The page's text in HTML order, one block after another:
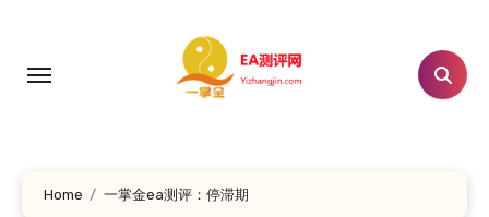
Home 一掌金ea测评：停滞期